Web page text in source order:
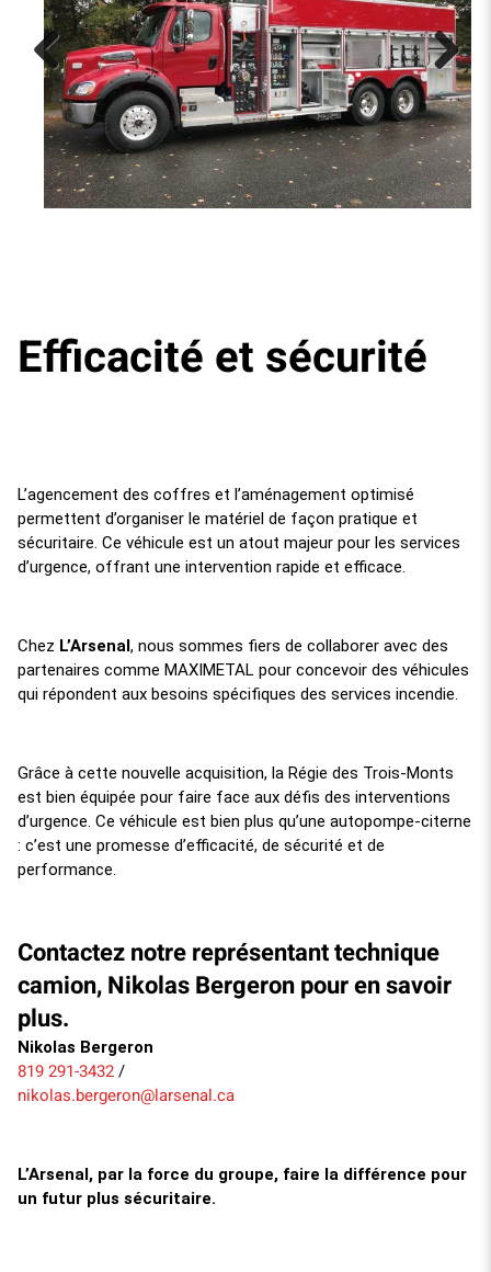
Previous Next
Efficacité et sécurité
L’agencement des coffres et l’aménagement optimisé
permettent d’organiser le matériel de façon pratique et
sécuritaire. Ce véhicule est un atout majeur pour les services
d’urgence, offrant une intervention rapide et efficace.
Chez L’Arsenal, nous sommes fiers de collaborer avec des
partenaires comme MAXIMETAL pour concevoir des véhicules
qui répondent aux besoins spécifiques des services incendie.
Grâce à cette nouvelle acquisition, la Régie des Trois-Monts
est bien équipée pour faire face aux défis des interventions
d’urgence. Ce véhicule est bien plus qu’une autopompe-citerne
: c’est une promesse d’efficacité, de sécurité et de
performance.
Contactez notre représentant technique
camion, Nikolas Bergeron pour en savoir
plus.
Nikolas Bergeron
819 291-3432/
nikolas.bergeron@larsenal.ca
L’Arsenal, par la force du groupe, faire la différence pour
un futur plus sécuritaire.